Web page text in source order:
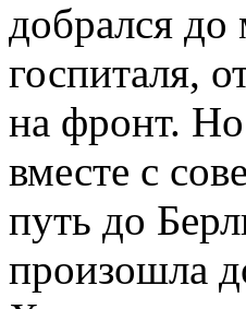
добрался
госпиталя,
на фронт. Но
вместе с
путь до
произошла